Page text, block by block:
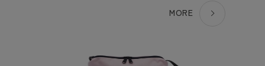
MORE